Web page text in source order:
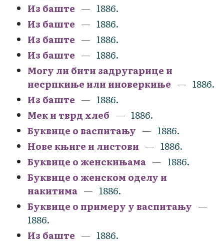
Из баште
1886.
Из баште
1886.
Из баште
1886.
Из баште
1886.
Могу ли бити задругарице и
несрпкиње или иноверкиње
1886.
Из баште
1886.
Мек и тврд хлеб
1886.
Буквице о васпитању
1886.
Нове књиге и листови
1886.
Буквице о женскињама
1886.
Буквице о женском оделу и
накитима
1886.
Буквице о примеру у васпитању
1886.
Из баште
1886.